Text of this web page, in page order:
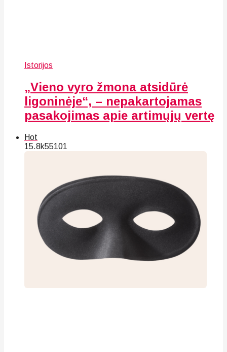
Istorijos
„Vieno vyro žmona atsidūrė
ligoninėje“, – nepakartojamas
pasakojimas apie artimųjų vertę
Hot
15.8k55101